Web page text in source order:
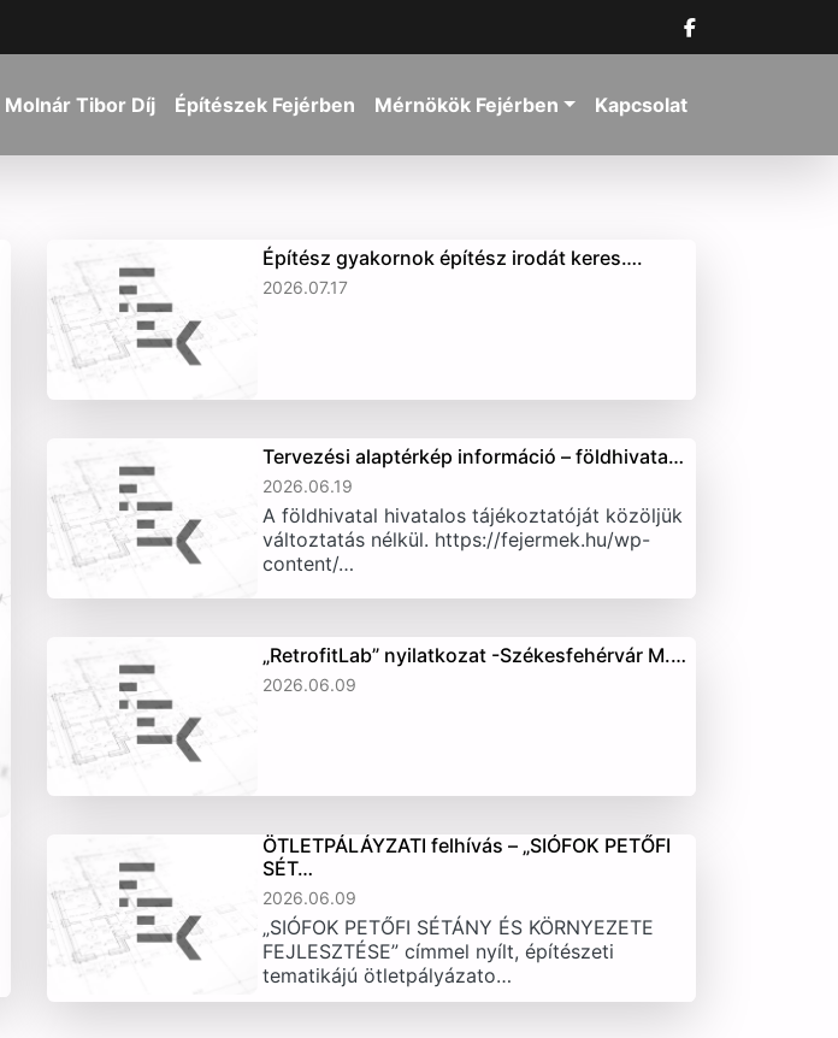
Molnár Tibor Díj Építészek Fejérben Mérnökök Fejérben Kapcsolat
Építész gyakornok építész irodát keres….
2026.07.17
Tervezési alaptérkép információ – földhivata…
2026.06.19
A földhivatal hivatalos tájékoztatóját közöljük
változtatás nélkül. https://fejermek.hu/wp-
content/…
„RetrofitLab” nyilatkozat -Székesfehérvár M.…
2026.06.09
ÖTLETPÁLÁYZATI felhívás – „SIÓFOK PETŐFI
SÉT…
2026.06.09
„SIÓFOK PETŐFI SÉTÁNY ÉS KÖRNYEZETE
FEJLESZTÉSE” címmel nyílt, építészeti
tematikájú ötletpályázato…